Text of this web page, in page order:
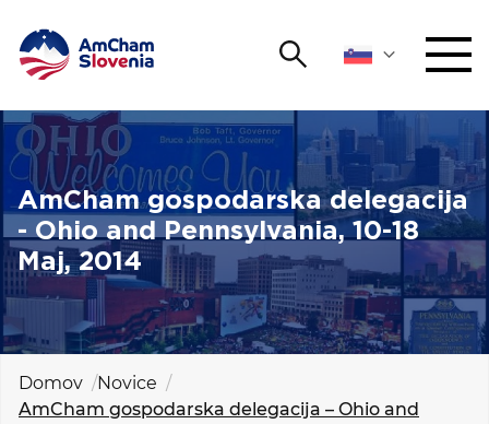
Išči
DOGODKI IN MREŽENJE
ZAGOVORNIŠTVO
AmChamYOUNG Open
MEDNARODNO SODELOVANJE
ČLANSTVO
Iskalni niz
Išči
AmCham gospodarska delegacija
- Ohio and Pennsylvania, 10-18
Maj, 2014
Domov
Novice
AmCham gospodarska delegacija – Ohio and